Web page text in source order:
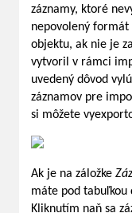
záznamy, ktoré
nepovolený
objektu, ak nie je
vytvoril v rámci
uvedený dôvod
záznamov pre
si môžete
Ak je na záložke
máte pod tabuľkou
Kliknutím naň sa